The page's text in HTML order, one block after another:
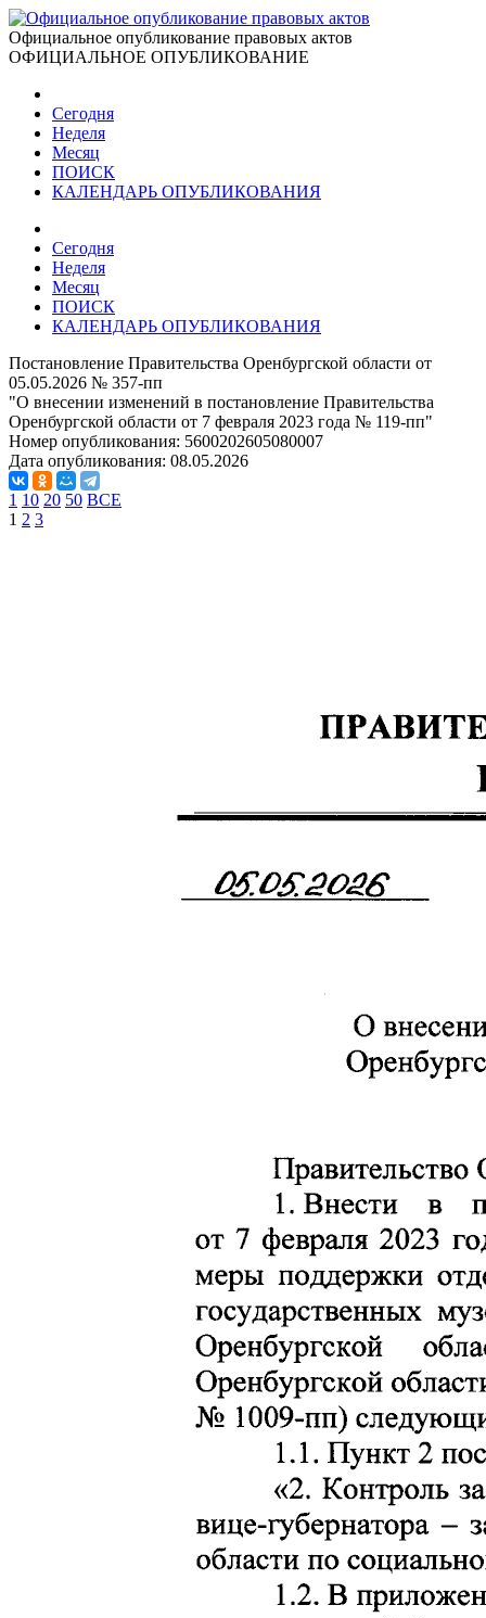
Официальное опубликование правовых актов
ОФИЦИАЛЬНОЕ ОПУБЛИКОВАНИЕ
Сегодня
Неделя
Месяц
ПОИСК
КАЛЕНДАРЬ ОПУБЛИКОВАНИЯ
Сегодня
Неделя
Месяц
ПОИСК
КАЛЕНДАРЬ ОПУБЛИКОВАНИЯ
Постановление Правительства Оренбургской области от
05.05.2026 № 357-пп
"О внесении изменений в постановление Правительства
Оренбургской области от 7 февраля 2023 года № 119-пп"
Номер опубликования: 5600202605080007
Дата опубликования: 08.05.2026
1 10 20 50 ВСЕ
1 2 3